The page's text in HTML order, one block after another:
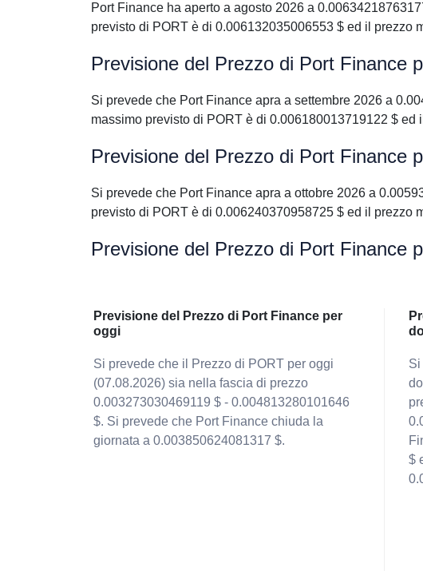
Port Finance ha aperto a agosto 2026 a
previsto di PORT è di 0.006132035006553 $ ed il prezzo
Previsione del Prezzo di Port Finance
Si prevede che Port Finance apra a settembre 2026 a
massimo previsto di PORT è di 0.006180013719122 $
Previsione del Prezzo di Port Finance
Si prevede che Port Finance apra a ottobre 2026 a
previsto di PORT è di 0.006240370958725 $ ed il prezzo
Previsione del Prezzo di Port Finance
Previsione del Prezzo di Port Finance per
oggi
Si prevede che il Prezzo di PORT per oggi
(07.08.2026) sia nella fascia di prezzo
0.003273030469119 $ - 0.004813280101646
$. Si prevede che Port Finance chiuda la
giornata a 0.003850624081317 $.
Si
$